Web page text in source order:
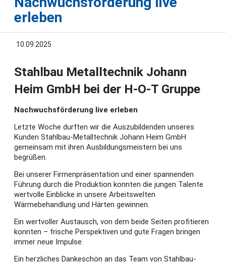
erleben
10.09.2025
Stahlbau Metalltechnik Johann
Heim GmbH bei der H-O-T Gruppe
Nachwuchsförderung live erleben
Letzte Woche durften wir die Auszubildenden unseres
Kunden Stahlbau-Metalltechnik Johann Heim GmbH
gemeinsam mit ihren Ausbildungsmeistern bei uns
begrüßen.
Bei unserer Firmenpräsentation und einer spannenden
Führung durch die Produktion konnten die jungen Talente
wertvolle Einblicke in unsere Arbeitswelten
Wärmebehandlung und Härten gewinnen.
Ein wertvoller Austausch, von dem beide Seiten profitieren
konnten – frische Perspektiven und gute Fragen bringen
immer neue Impulse.
Ein herzliches Dankeschön an das Team von Stahlbau-